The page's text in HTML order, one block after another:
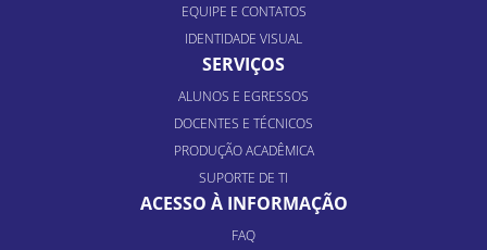
EQUIPE E CONTATOS
IDENTIDADE VISUAL
SERVIÇOS
ALUNOS E EGRESSOS
DOCENTES E TÉCNICOS
PRODUÇÃO ACADÊMICA
SUPORTE DE TI
ACESSO À INFORMAÇÃO
FAQ